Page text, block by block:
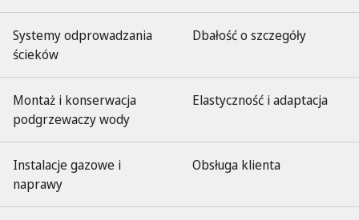
Systemy odprowadzania
ścieków
Dbałość o szczegóły
Montaż i konserwacja
podgrzewaczy wody
Elastyczność i adaptacja
Instalacje gazowe i
naprawy
Obsługa klienta